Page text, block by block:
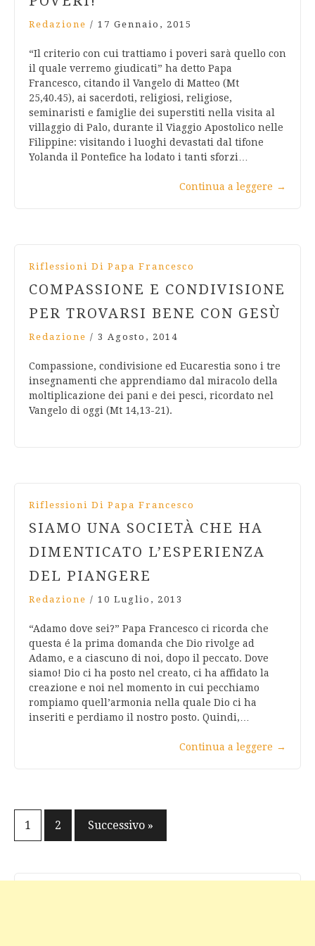
Redazione / 17 Gennaio, 2015
“Il criterio con cui trattiamo i poveri sarà quello con
il quale verremo giudicati” ha detto Papa
Francesco, citando il Vangelo di Matteo (Mt
25,40.45), ai sacerdoti, religiosi, religiose,
seminaristi e famiglie dei superstiti nella visita al
villaggio di Palo, durante il Viaggio Apostolico nelle
Filippine: visitando i luoghi devastati dal tifone
Yolanda il Pontefice ha lodato i tanti sforzi…
Continua a leggere →
Riflessioni Di Papa Francesco
COMPASSIONE E CONDIVISIONE
PER TROVARSI BENE CON GESÙ
Redazione / 3 Agosto, 2014
Compassione, condivisione ed Eucarestia sono i tre
insegnamenti che apprendiamo dal miracolo della
moltiplicazione dei pani e dei pesci, ricordato nel
Vangelo di oggi (Mt 14,13-21).
Riflessioni Di Papa Francesco
SIAMO UNA SOCIETÀ CHE HA
DIMENTICATO L’ESPERIENZA
DEL PIANGERE
Redazione / 10 Luglio, 2013
“Adamo dove sei?” Papa Francesco ci ricorda che
questa é la prima domanda che Dio rivolge ad
Adamo, e a ciascuno di noi, dopo il peccato. Dove
siamo! Dio ci ha posto nel creato, ci ha affidato la
creazione e noi nel momento in cui pecchiamo
rompiamo quell’armonia nella quale Dio ci ha
inseriti e perdiamo il nostro posto. Quindi,…
Continua a leggere →
Navigazione
1 2 Successivo »